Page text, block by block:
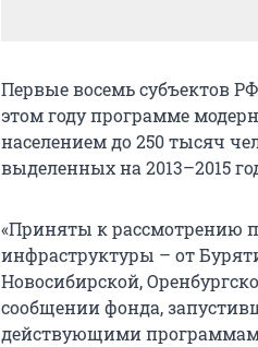
Первые восемь субъектов
этом году программе
населением до 250 тысяч
выделенных на 2013–2015
«Приняты к рассмотрению
инфраструктуры – от
Новосибирской,
сообщении фонда,
действующими